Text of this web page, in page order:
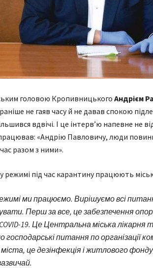
головою Кропивницького Андрієм
не гаяв часу й не давав спокою
вдвічі. І це інтерв’ю напевне не
«Андрію Павловичу, люди
разом з ними».
режимі під час карантину працюють
ми працюємо. Вирішуємо всі
Перш за все, це забезпечення
19. Це Центральна міська лікарня
господарські питання по організації
це дезінфекція і житлового